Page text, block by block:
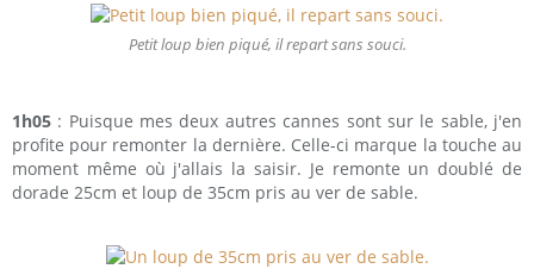
Petit loup bien piqué, il repart sans souci.
1h05 : Puisque mes deux autres cannes sont sur le sable, j'en
profite pour remonter la dernière. Celle-ci marque la touche au
moment même où j'allais la saisir. Je remonte un doublé de
dorade 25cm et loup de 35cm pris au ver de sable.